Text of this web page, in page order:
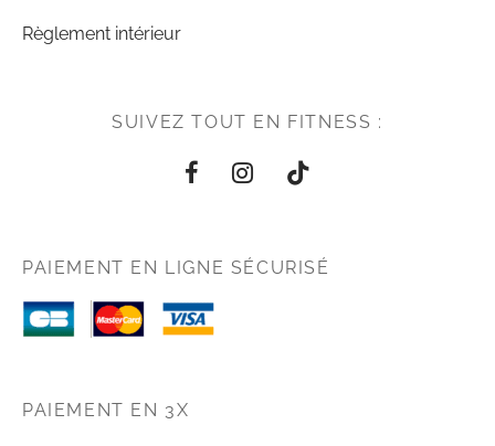
Règlement intérieur
SUIVEZ TOUT EN FITNESS :
PAIEMENT EN LIGNE SÉCURISÉ
PAIEMENT EN 3X